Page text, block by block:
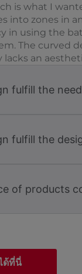
is what I
into zones in
in using the
The curved
an
fulfill the
fulfill the
of products
ด้ที่นี่